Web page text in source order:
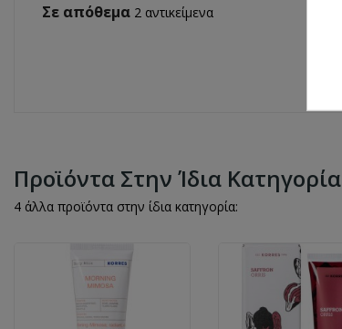
Σε απόθεμα 2 αντικείμενα
Προϊόντα Στην Ίδια Κατηγορία
4 άλλα προϊόντα στην ίδια κατηγορία: